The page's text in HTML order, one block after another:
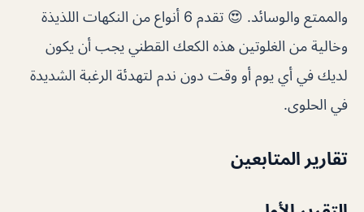
والممتع والوسائد. 😍 تقدم 6 أنواع من النكهات اللذيذة
وخالية من الغلوتين هذه الكعك القطني يجب أن يكون
لديك في أي يوم أو وقت دون ندم لتهدئة الرغبة الشديدة
في الحلوى.
تقارير المتابعين